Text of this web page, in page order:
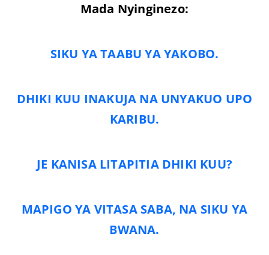
Mada Nyinginezo:
SIKU YA TAABU YA YAKOBO.
DHIKI KUU INAKUJA NA UNYAKUO UPO
KARIBU.
JE KANISA LITAPITIA DHIKI KUU?
MAPIGO YA VITASA SABA, NA SIKU YA
BWANA.